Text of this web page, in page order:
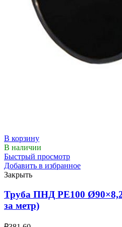
В корзину
В наличии
Быстрый просмотр
Добавить в избранное
Закрыть
Труба ПНД РЕ100 Ø90×8,2
за метр)